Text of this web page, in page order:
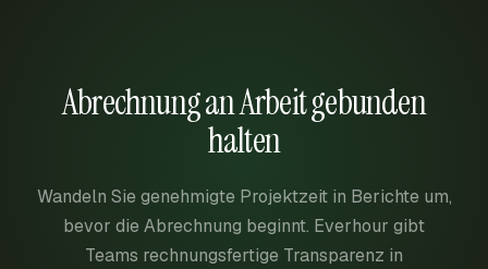
Abrechnung an Arbeit gebunden
halten
Wandeln Sie genehmigte Projektzeit in Berichte um,
bevor die Abrechnung beginnt. Everhour gibt
Teams rechnungsfertige Transparenz in